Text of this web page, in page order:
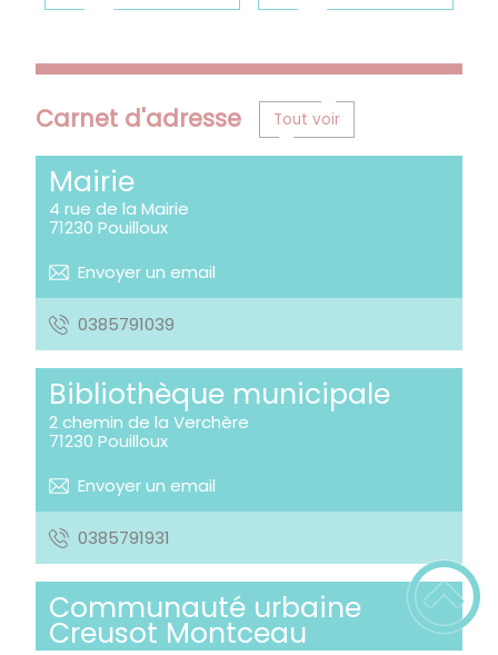
Carnet d'adresse Tout voir
Mairie
4 rue de la Mairie
71230 Pouilloux
Envoyer un email
9301975830
Bibliothèque municipale
2 chemin de la Verchère
71230 Pouilloux
Envoyer un email
1391975830
Communauté urbaine
Creusot Montceau